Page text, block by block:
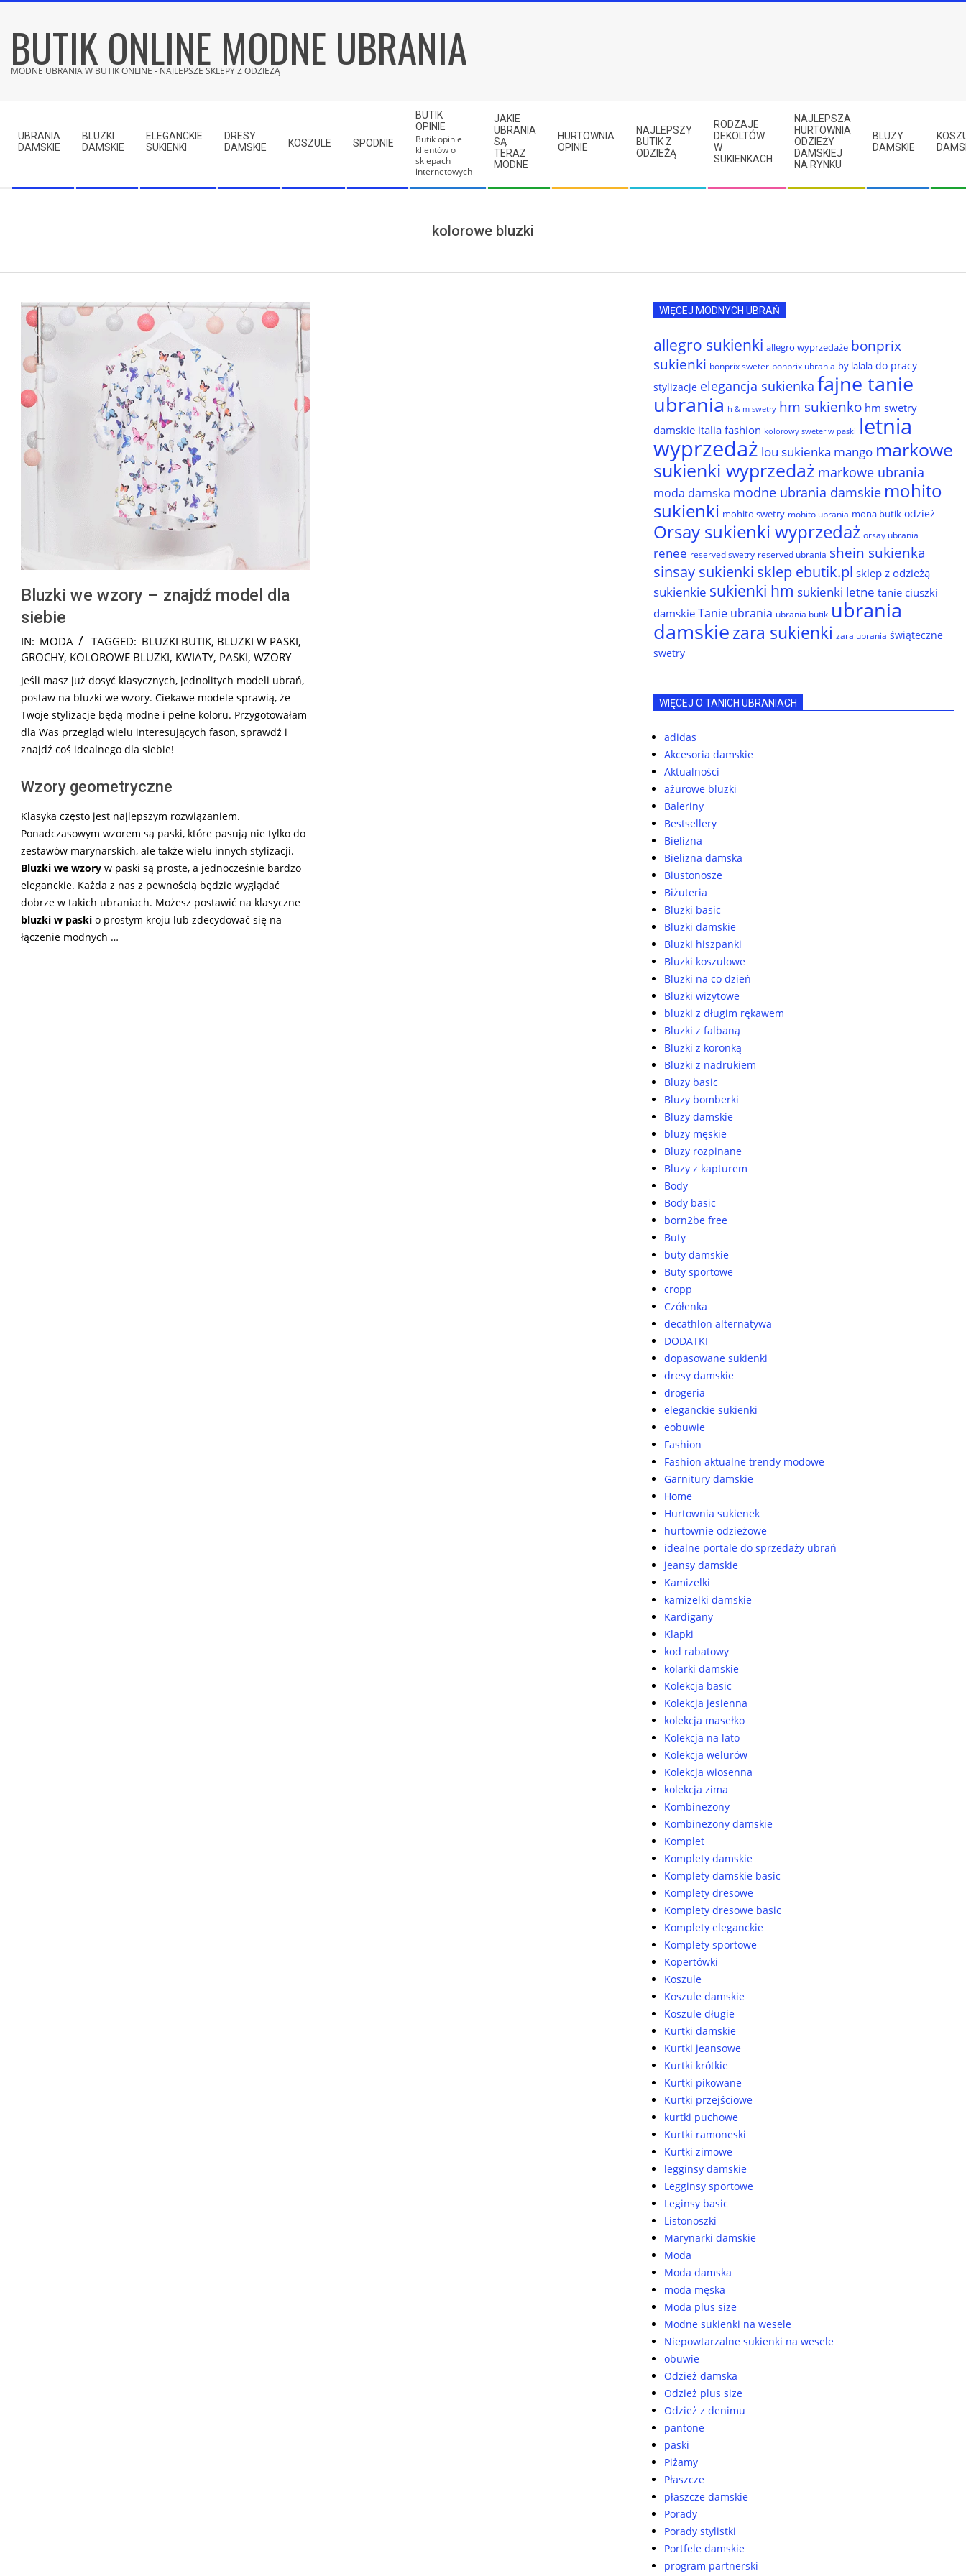
contentBUTIK ONLINE MODNE UBRANIA
MODNE UBRANIA W BUTIK ONLINE - NAJLEPSZE SKLEPY Z ODZIEŻĄ
Menu
UBRANIA
DAMSKIE
BLUZKI
DAMSKIE
ELEGANCKIE
SUKIENKI
DRESY
DAMSKIE
KOSZULE SPODNIE
BUTIK
OPINIE
Butik opinie
klientów o
sklepach
internetowych
JAKIE
UBRANIA
SĄ
TERAZ
MODNE
HURTOWNIA
OPINIE
NAJLEPSZY
BUTIK Z
ODZIEŻĄ
RODZAJE
DEKOLTÓW
W
SUKIENKACH
NAJLEPSZA
HURTOWNIA
ODZIEŻY
DAMSKIEJ
NA RYNKU
BLUZY
DAMSKIE
kolorowe bluzki
Bluzki we wzory – znajdź model dla
siebie
2024-
10-
IN: MODA TAGGED: BLUZKI BUTIK, BLUZKI W PASKI,
GROCHY, KOLOROWE BLUZKI, KWIATY, PASKI, WZORY
Jeśli masz już dosyć klasycznych, jednolitych modeli ubrań,
postaw na bluzki we wzory. Ciekawe modele sprawią, że
Twoje stylizacje będą modne i pełne koloru. Przygotowałam
dla Was przegląd wielu interesujących fason, sprawdź i
znajdź coś idealnego dla siebie!
Wzory geometryczne
Klasyka często jest najlepszym rozwiązaniem.
Ponadczasowym wzorem są paski, które pasują nie tylko do
zestawów marynarskich, ale także wielu innych stylizacji.
Bluzki we wzory w paski są proste, a jednocześnie bardzo
eleganckie. Każda z nas z pewnością będzie wyglądać
dobrze w takich ubraniach. Możesz postawić na klasyczne
bluzki w paski o prostym kroju lub zdecydować się na
łączenie modnych …
WIĘCEJ MODNYCH UBRAŃ
allegro sukienki allegro wyprzedaże bonprix
sukienki bonprix sweter bonprix ubrania by lalala do pracy
stylizacje elegancja sukienka fajne tanie
ubrania h & m swetry hm sukienko hm swetry
damskie italia fashion kolorowy sweter w paski letnia
wyprzedaż lou sukienka mango markowe
sukienki wyprzedaż markowe ubrania
moda damska modne ubrania damskie mohito
sukienki mohito swetry mohito ubrania mona butik odzież
Orsay sukienki wyprzedaż orsay ubrania
renee reserved swetry reserved ubrania shein sukienka
sinsay sukienki sklep ebutik.pl sklep z odzieżą
sukienkie sukienki hm sukienki letne tanie ciuszki
damskie Tanie ubrania ubrania butik ubrania
damskiezara sukienki zara ubrania świąteczne
swetry
WIĘCEJ O TANICH UBRANIACH
adidas
Akcesoria damskie
Aktualności
ażurowe bluzki
Baleriny
Bestsellery
Bielizna
Bielizna damska
Biustonosze
Biżuteria
Bluzki basic
Bluzki damskie
Bluzki hiszpanki
Bluzki koszulowe
Bluzki na co dzień
Bluzki wizytowe
bluzki z długim rękawem
Bluzki z falbaną
Bluzki z koronką
Bluzki z nadrukiem
Bluzy basic
Bluzy bomberki
Bluzy damskie
bluzy męskie
Bluzy rozpinane
Bluzy z kapturem
Body
Body basic
born2be free
Buty
buty damskie
Buty sportowe
cropp
Czółenka
decathlon alternatywa
DODATKI
dopasowane sukienki
dresy damskie
drogeria
eleganckie sukienki
eobuwie
Fashion
Fashion aktualne trendy modowe
Garnitury damskie
Home
Hurtownia sukienek
hurtownie odzieżowe
idealne portale do sprzedaży ubrań
jeansy damskie
Kamizelki
kamizelki damskie
Kardigany
Klapki
kod rabatowy
kolarki damskie
Kolekcja basic
Kolekcja jesienna
kolekcja masełko
Kolekcja na lato
Kolekcja welurów
Kolekcja wiosenna
kolekcja zima
Kombinezony
Kombinezony damskie
Komplet
Komplety damskie
Komplety damskie basic
Komplety dresowe
Komplety dresowe basic
Komplety eleganckie
Komplety sportowe
Kopertówki
Koszule
Koszule damskie
Koszule długie
Kurtki damskie
Kurtki jeansowe
Kurtki krótkie
Kurtki pikowane
Kurtki przejściowe
kurtki puchowe
Kurtki ramoneski
Kurtki zimowe
legginsy damskie
Legginsy sportowe
Leginsy basic
Listonoszki
Marynarki damskie
Moda
Moda damska
moda męska
Moda plus size
Modne sukienki na wesele
Niepowtarzalne sukienki na wesele
obuwie
Odzież damska
Odzież plus size
Odzież z denimu
pantone
paski
Piżamy
Płaszcze
płaszcze damskie
Porady
Porady stylistki
Portfele damskie
program partnerski